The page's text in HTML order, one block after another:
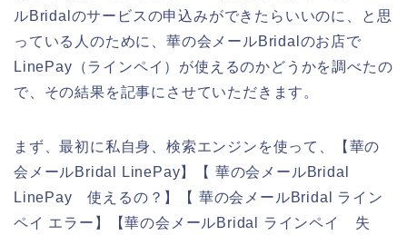
ルBridalのサービスの申込みができたらいいのに、と思
っている人のために、華の会メールBridalのお店で
LinePay（ラインペイ）が使えるのかどうかを調べたの
で、その結果を記事にさせていただきます。
まず、最初に私自身、検索エンジンを使って、【華の
会メールBridal LinePay】【 華の会メールBridal
LinePay 使えるの？】【 華の会メールBridal ライン
ペイ エラー】【華の会メールBridal ラインペイ 失